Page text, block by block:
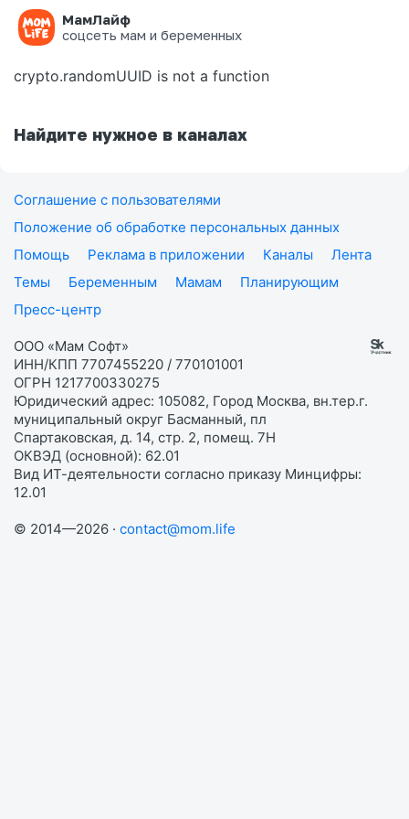
МамЛайф
соцсеть мам и беременных
Ошибка на странице
crypto.randomUUID is not a function
Найдите нужное в каналах
Соглашение с пользователями
Положение об обработке персональных данных
Помощь
Реклама в приложении Каналы
Лента
Темы
Беременным Мамам
Планирующим
Пресс-центр
ООО «Мам Софт»
ИНН/КПП 7707455220 / 770101001
ОГРН 1217700330275
Юридический адрес: 105082, Город Москва, вн.тер.г.
муниципальный округ Басманный, пл
Спартаковская, д. 14, стр. 2, помещ. 7Н
ОКВЭД (основной): 62.01
Вид ИТ-деятельности согласно приказу Минцифры:
12.01
© 2014—2026 · contact@mom.life